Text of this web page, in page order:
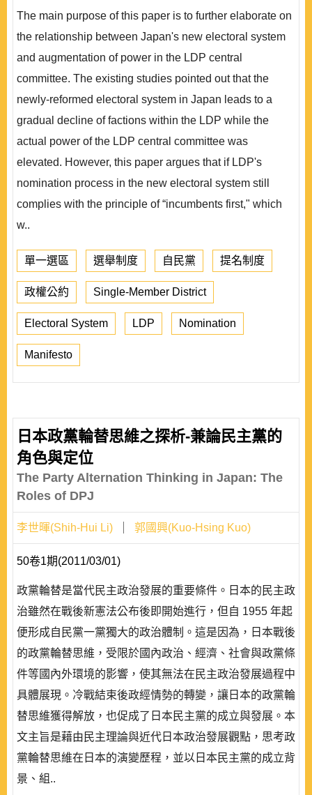
The main purpose of this paper is to further elaborate on
the relationship between Japan's new electoral system
and augmentation of power in the LDP central
committee. The existing studies pointed out that the
newly-reformed electoral system in Japan leads to a
gradual decline of factions within the LDP while the
actual power of the LDP central committee was
elevated. However, this paper argues that if LDP's
nomination process in the new electoral system still
complies with the principle of “incumbents first," which
w..
單一選區 選舉制度 自民黨 提名制度
政權公約 Single-Member District
Electoral System LDP Nomination
Manifesto
日本政黨輪替思維之探析-兼論民主黨的
角色與定位
The Party Alternation Thinking in Japan: The
Roles of DPJ
李世暉(Shih-Hui Li) 郭國興(Kuo-Hsing Kuo)
50卷1期(2011/03/01)
政黨輪替是當代民主政治發展的重要條件。日本的民主政
治雖然在戰後新憲法公布後即開始進行，但自 1955 年起
便形成自民黨一黨獨大的政治體制。這是因為，日本戰後
的政黨輪替思維，受限於國內政治、經濟、社會與政黨條
件等國內外環境的影響，使其無法在民主政治發展過程中
具體展現。冷戰結束後政經情勢的轉變，讓日本的政黨輪
替思維獲得解放，也促成了日本民主黨的成立與發展。本
文主旨是藉由民主理論與近代日本政治發展觀點，思考政
黨輪替思維在日本的演變歷程，並以日本民主黨的成立背
景、組..